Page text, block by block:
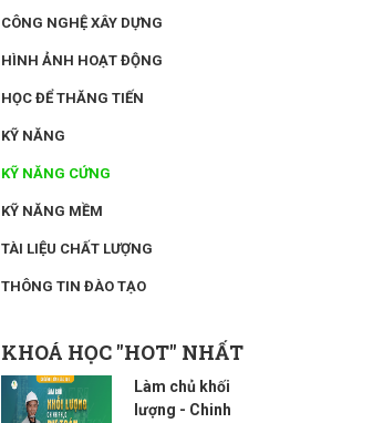
CÔNG NGHỆ XÂY DỰNG
HÌNH ẢNH HOẠT ĐỘNG
HỌC ĐỂ THĂNG TIẾN
KỸ NĂNG
KỸ NĂNG CỨNG
KỸ NĂNG MỀM
TÀI LIỆU CHẤT LƯỢNG
THÔNG TIN ĐÀO TẠO
KHOÁ HỌC "HOT" NHẤT
Làm chủ khối
lượng - Chinh